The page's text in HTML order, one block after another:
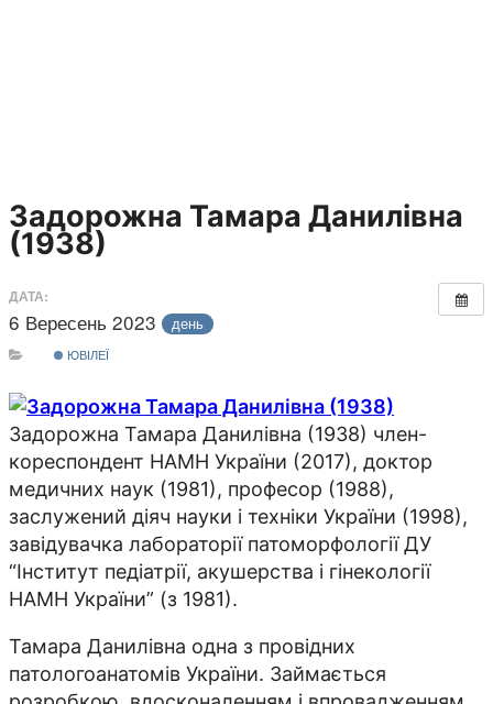
Задорожна Тамара Данилівна
(1938)
ДАТА:
6 Вересень 2023 день
ЮВІЛЕЇ
Задорожна Тамара Данилівна (1938) член-
кореспондент НАМН України (2017), доктор
медичних наук (1981), професор (1988),
заслужений діяч науки і техніки України (1998),
завідувачка лабораторії патоморфології ДУ
“Інститут педіатрії, акушерства і гінекології
НАМН України” (з 1981).
Тамара Данилівна одна з провідних
патологоанатомів України. Займається